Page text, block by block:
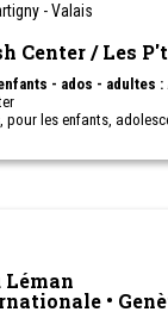
ans)
d'été multisports
ans)
(9 - 17 ans)
(9 -17 ans)
(9 -17 ans)
17 ans)
Multisports (11 - 17 ans)
- Valais
Center / Les
- ados - adultes :
pour les enfants,
Léman
•